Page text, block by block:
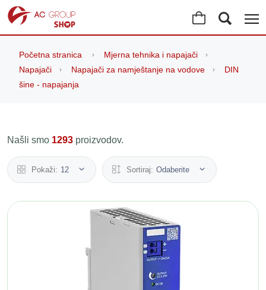
Početna stranica
Mjerna tehnika i napajači
Napajači
Napajači za namještanje na vodove
DIN
šine - napajanja
Našli smo 1293 proizvodov.
Pokaži: 12 Sortiraj: Odaberite